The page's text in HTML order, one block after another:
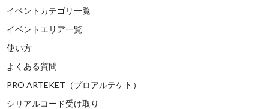
イベントカテゴリ一覧
イベントエリア一覧
使い方
よくある質問
PRO ARTEKET（プロアルテケト）
シリアルコード受け取り